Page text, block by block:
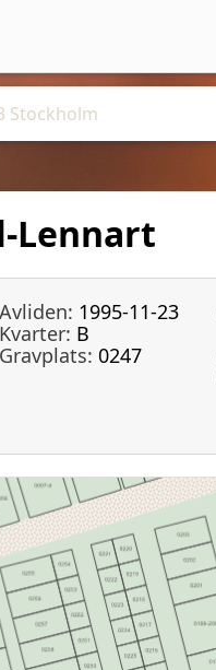
Lennart
Avliden: 1995-11-23
Kvarter: B
Gravplats: 0247